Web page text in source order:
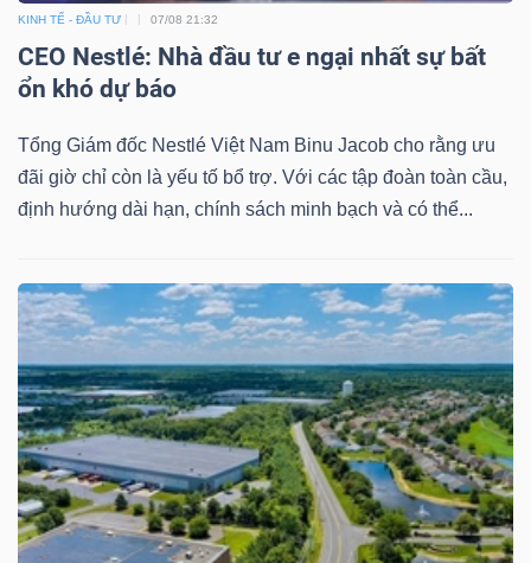
KINH TẾ - ĐẦU TƯ 07/08 21:32
CEO Nestlé: Nhà đầu tư e ngại nhất sự bất
ổn khó dự báo
Tổng Giám đốc Nestlé Việt Nam Binu Jacob cho rằng ưu
đãi giờ chỉ còn là yếu tố bổ trợ. Với các tập đoàn toàn cầu,
định hướng dài hạn, chính sách minh bạch và có thể...
Mã
chứng
(-)
Tất cả Cổ phiếu Chỉ số Chứng chỉ quỹ
đạo
(-)
Tất cả Người nội bộ Người liên quan Cổ đông lớn
Tin
tức
(-)